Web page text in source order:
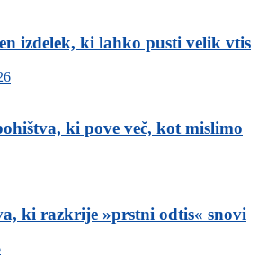
izdelek, ki lahko pusti velik vtis
ki pove več, kot mislimo
ki razkrije »prstni odtis« snovi